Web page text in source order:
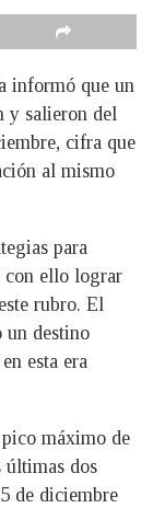
informó que un
y salieron del
cifra que
al mismo
para
con ello lograr
rubro. El
un destino
esta era
máximo de
últimas dos
de diciembre